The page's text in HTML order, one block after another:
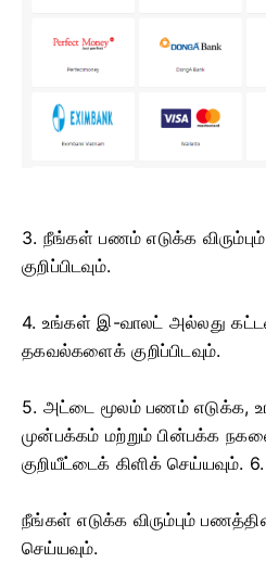
3. நீங்கள் பணம் எடுக்க
குறிப்பிடவும்.
4. உங்கள் இ-வாலட் அல்லது
தகவல்களைக் குறிப்பிடவும்.
5. அட்டை மூலம் பணம் எடுக்க,
முன்பக்கம் மற்றும் பின்பக்க
குறியீட்டைக் கிளிக் செய்யவும். 6.
நீங்கள் எடுக்க விரும்பும்
செய்யவும்.